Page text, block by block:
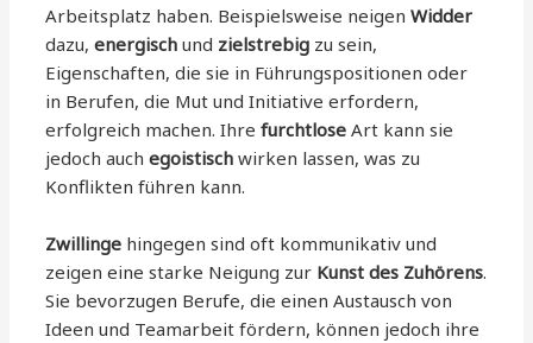
Arbeitsplatz haben. Beispielsweise neigenWidder
dazu,energisch und zielstrebig zu sein,
Eigenschaften, die sie in Führungspositionen oder
in Berufen, die Mut und Initiative erfordern,
erfolgreich machen. Ihrefurchtlose Art kann sie
jedoch auchegoistisch wirken lassen, was zu
Konflikten führen kann.
Zwillinge hingegen sind oft kommunikativ und
zeigen eine starke Neigung zur Kunst des Zuhörens.
Sie bevorzugen Berufe, die einen Austausch von
Ideen und Teamarbeit fördern, können jedoch ihre